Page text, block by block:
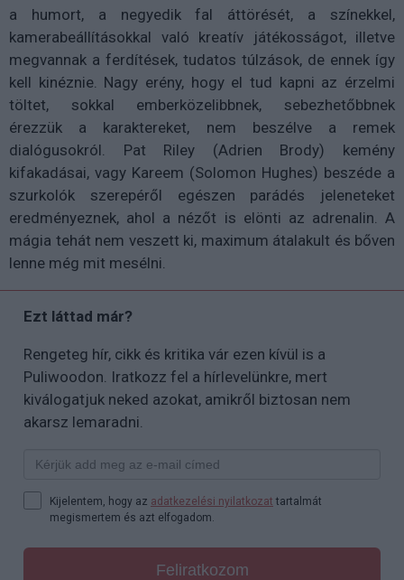
a humort, a negyedik fal áttörését, a színekkel,
kamerabeállításokkal való kreatív játékosságot, illetve
megvannak a ferdítések, tudatos túlzások, de ennek így
kell kinéznie. Nagy erény, hogy el tud kapni az érzelmi
töltet, sokkal emberközelibbnek, sebezhetőbbnek
érezzük a karaktereket, nem beszélve a remek
dialógusokról. Pat Riley (Adrien Brody) kemény
kifakadásai, vagy Kareem (Solomon Hughes) beszéde a
szurkolók szerepéről egészen parádés jeleneteket
eredményeznek, ahol a nézőt is elönti az adrenalin. A
mágia tehát nem veszett ki, maximum átalakult és bőven
lenne még mit mesélni.
Ezt láttad már?
Rengeteg hír, cikk és kritika vár ezen kívül is a
Puliwoodon. Iratkozz fel a hírlevelünkre, mert
kiválogatjuk neked azokat, amikről biztosan nem
akarsz lemaradni.
Kijelentem, hogy az adatkezelési nyilatkozat tartalmát
megismertem és azt elfogadom.
Feliratkozom